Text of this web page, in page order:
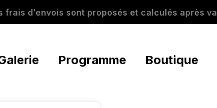
frais d'envois sont proposés et calculés après
Programme Boutique